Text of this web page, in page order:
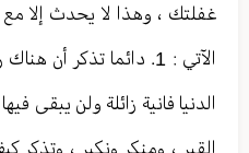
غفلتك ، وهذا لا يحدث إلا
الآتي : 1. دائما تذكر
القبر ، ومنكر ونكير ،